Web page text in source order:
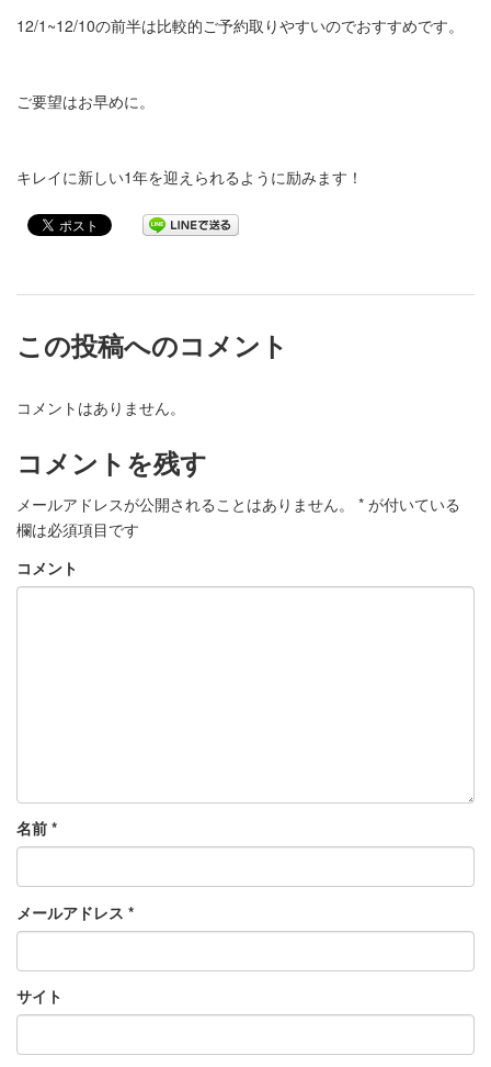
12/1~12/10の前半は比較的ご予約取りやすいのでおすすめです。
ご要望はお早めに。
キレイに新しい1年を迎えられるように励みます！
この投稿へのコメント
コメントはありません。
コメントを残す
メールアドレスが公開されることはありません。 * が付いている
欄は必須項目です
コメント
名前 *
メールアドレス *
サイト